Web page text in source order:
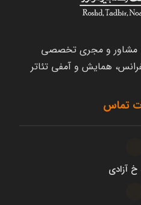
مشاور و مجری تخصصی
همایش و آمفی تئاتر
تماس
خ آزادی